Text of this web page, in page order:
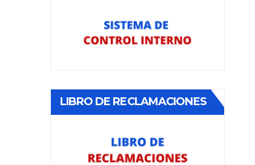
LIBRO DE RECLAMACIONES